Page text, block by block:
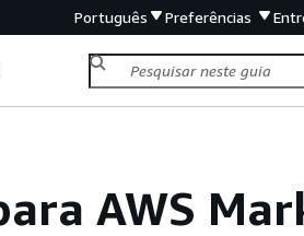
Português Preferências
AWS